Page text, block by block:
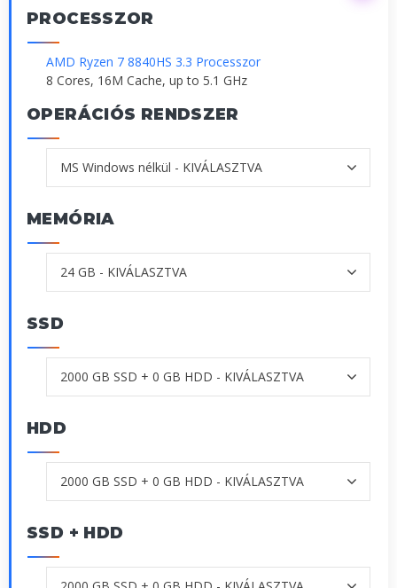
PROCESSZOR
AMD Ryzen 7 8840HS 3.3 Processzor
8 Cores, 16M Cache, up to 5.1 GHz
OPERÁCIÓS RENDSZER
MEMÓRIA
SSD
HDD
SSD + HDD